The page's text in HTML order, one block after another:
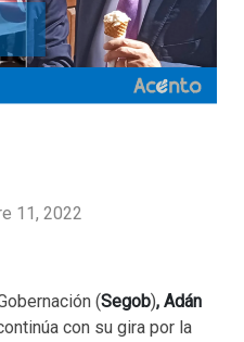
11, 2022
(Segob), Adán
con su gira por la